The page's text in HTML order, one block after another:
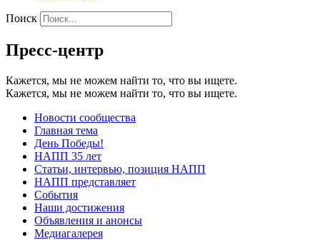
Поиск
Пресс-центр
Кажется, мы не можем найти то, что вы ищете.
Кажется, мы не можем найти то, что вы ищете.
Новости сообщества
Главная тема
День Победы!
НАПП 35 лет
Статьи, интервью, позиция НАПП
НАПП представляет
События
Наши достижения
Объявления и анонсы
Медиагалерея